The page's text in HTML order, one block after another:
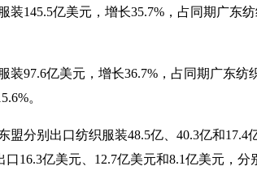
145.5亿美元，增长35.7%，占同期广东
97.6亿美元，增长36.7%，占同期广东
。
分别出口纺织服装48.5亿、40.3亿和17.4
亿美元、12.7亿美元和8.1亿美元，分